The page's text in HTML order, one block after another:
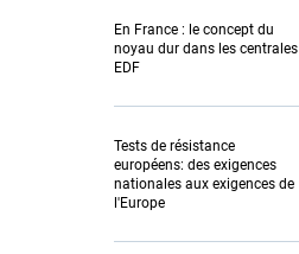
En France : le concept du
noyau dur dans les centrales
EDF
Tests de résistance
européens: des exigences
nationales aux exigences de
l'Europe